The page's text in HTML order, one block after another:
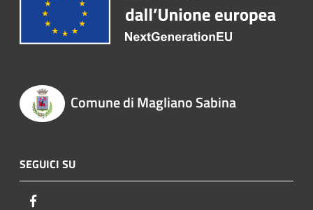
Comune di Magliano Sabina
SEGUICI SU